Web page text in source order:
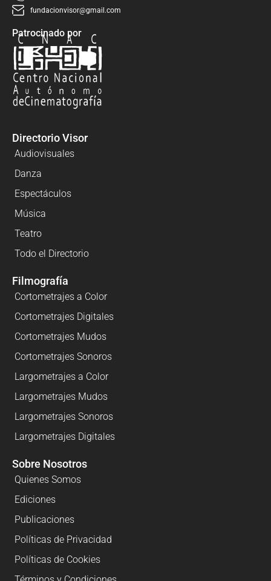
fundacionvisor@gmail.com
Patrocinado por
Directorio Visor
Audiovisuales
Danza
Espectáculos
Música
Teatro
Todo el Directorio
Filmografía
Cortometrajes a Color
Cortometrajes Digitales
Cortometrajes Mudos
Cortometrajes Sonoros
Largometrajes a Color
Largometrajes Mudos
Largometrajes Sonoros
Largometrajes Digitales
Sobre Nosotros
Quienes Somos
Ediciones
Publicaciones
Políticas de Privacidad
Políticas de Cookies